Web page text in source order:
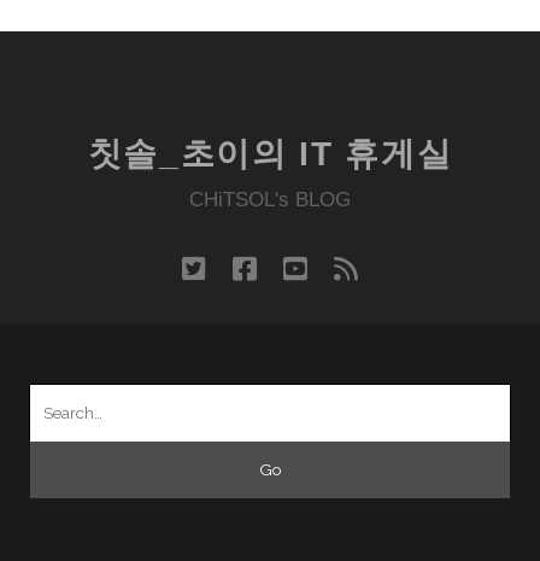
칫솔_초이의 IT 휴게실
CHiTSOL's BLOG
twitterfacebook
youtube
rss